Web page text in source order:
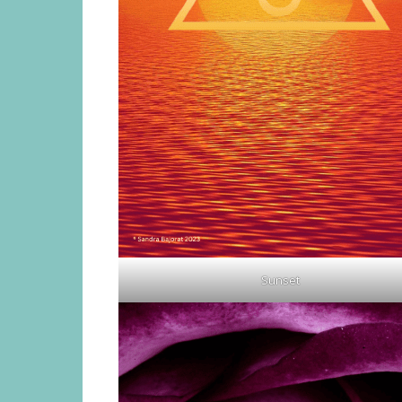
Sunset